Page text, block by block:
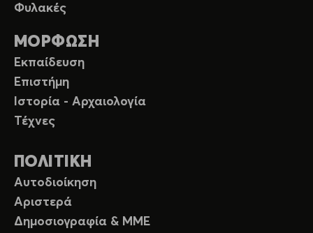
Φυλακές
ΜΟΡΦΩΣΗ
Εκπαίδευση
Επιστήμη
Ιστορία - Αρχαιολογία
Τέχνες
ΠΟΛΙΤΙΚΗ
Αυτοδιοίκηση
Αριστερά
Δημοσιογραφία & ΜΜΕ